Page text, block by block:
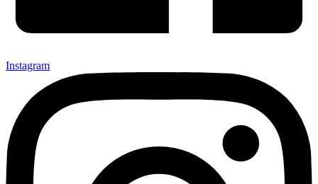
Instagram